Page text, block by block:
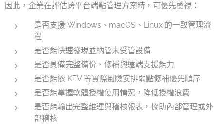
因此，企業在評估跨平台端點管理方案時，可優先檢視：
是否支援 Windows、macOS、Linux 的一致管理流
程
是否能快速發現並納管未受管設備
是否具備完整備份、修補與遠端支援能力
是否能依 KEV 等實際風險安排弱點修補優先順序
是否能掌握軟體授權使用情況，降低授權浪費
是否能輸出完整維運與稽核報表，協助內部管理或外
部稽核